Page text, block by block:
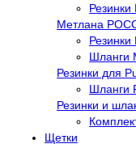
Метлана
Шланги
Резинки для
Шланги
Резинки и
Щетки